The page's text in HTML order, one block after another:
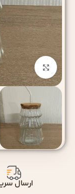
بزرگنمایی
ارسال